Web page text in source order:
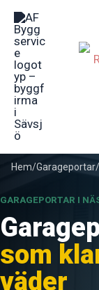
Hoppa
innehåll
Hem/Garageportar/
GARAGEPORTAR I
som
väder